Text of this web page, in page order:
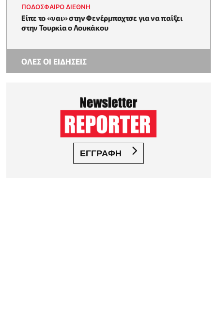
ΠΟΔΟΣΦΑΙΡΟ ΔΙΕΘΝΗ
Είπε το «ναι» στην Φενέρμπαχτσε για να παίξει
στην Τουρκία ο Λουκάκου
ΟΛΕΣ ΟΙ ΕΙΔΗΣΕΙΣ
ΕΓΓΡΑΦΗ